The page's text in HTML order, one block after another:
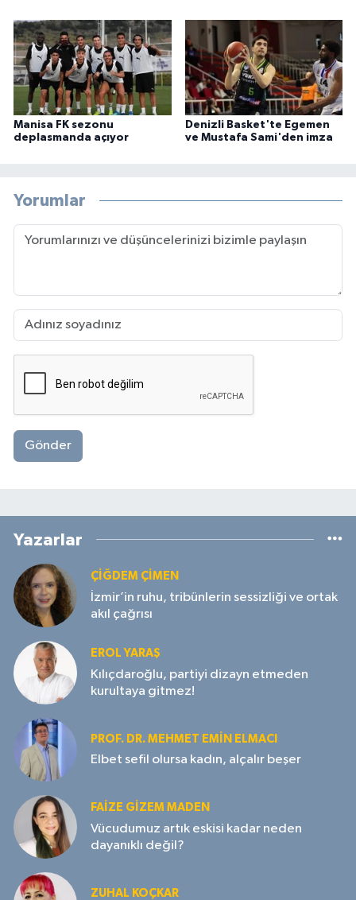
Manisa FK sezonu
deplasmanda açıyor
Denizli Basket'te Egemen
ve Mustafa Sami'den imza
Yorumlar
Gönder
Yazarlar
ÇIĞDEM ÇIMEN
İzmir’in ruhu, tribünlerin sessizliği ve ortak
akıl çağrısı
EROL YARAŞ
Kılıçdaroğlu, partiyi dizayn etmeden
kurultaya gitmez!
PROF. DR. MEHMET EMIN ELMACI
Elbet sefil olursa kadın, alçalır beşer
FAIZE GIZEM MADEN
Vücudumuz artık eskisi kadar neden
dayanıklı değil?
ZUHAL KOÇKAR